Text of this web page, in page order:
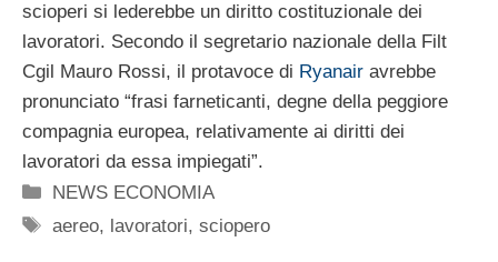
scioperi si lederebbe un diritto costituzionale dei
lavoratori. Secondo il segretario nazionale della Filt
Cgil Mauro Rossi, il protavoce di Ryanair avrebbe
pronunciato “frasi farneticanti, degne della peggiore
compagnia europea, relativamente ai diritti dei
lavoratori da essa impiegati”.
Categorie
NEWS ECONOMIA
Tag
aereo, lavoratori,sciopero